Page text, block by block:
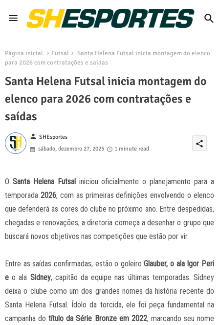
Página inicial Futsal
Santa Helena Futsal inicia montagem do elenco
para 2026 com contratações e saídas
Santa Helena Futsal inicia montagem do
elenco para 2026 com contratações e
saídas
person SHEsportes
sábado, dezembro 27, 2025
1 minute read
share
O Santa Helena Futsaliniciou oficialmente o planejamento para a
temporada 2026, com as primeiras definições envolvendo o elenco
que defenderá as cores do clube no próximo ano. Entre despedidas,
chegadas e renovações, a diretoria começa a desenhar o grupo que
buscará novos objetivos nas competições que estão por vir.
Entre as saídas confirmadas, estão o goleiroGlauber, o ala Igor Peri
eo ala Sidney, capitão da equipe nas últimas temporadas. Sidney
deixa o clube como um dos grandes nomes da história recente do
Santa Helena Futsal. Ídolo da torcida, ele foi peça fundamental na
campanha dotítulo da Série Bronze em 2022, marcando seu nome